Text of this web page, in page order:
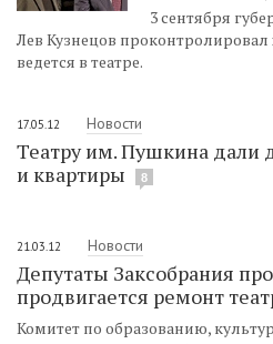
3 сентября
Лев Кузнецов
ведется в театре.
17.05.12 Новости
Театру им. Пушкина дали
и квартиры
8
21.03.12 Новости
Депутаты Заксобрания
продвигается ремонт
Комитет по образованию,